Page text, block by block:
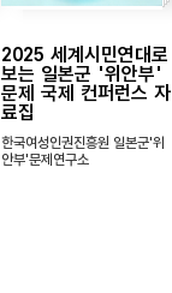
2025 세계시민연대로
보는 일본군 '위안부'
문제 국제 컨퍼런스 자
료집
한국여성인권진흥원 일본군'위
안부'문제연구소